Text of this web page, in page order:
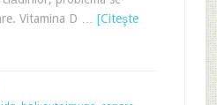
Vitamina D … [Citeşte